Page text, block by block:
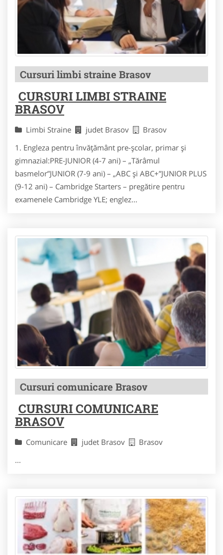
Cursuri limbi straine Brasov
CURSURI LIMBI STRAINE
BRASOV
Limbi Straine judet Brasov
Brasov
1. Engleza pentru învăţământ pre-şcolar, primar şi
gimnazial:PRE-JUNIOR (4-7 ani) – „Tărâmul
basmelor”JUNIOR (7-9 ani) – „ABC şi ABC+”JUNIOR PLUS
(9-12 ani) – Cambridge Starters – pregătire pentru
examenele Cambridge YLE; englez...
Cursuri comunicare Brasov
CURSURI COMUNICARE
BRASOV
Comunicare judet Brasov
Brasov
...